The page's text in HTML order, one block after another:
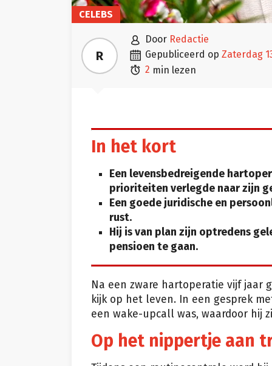
CELEBS
R
 door Redactie
 gepubliceerd op zaterdag
 2 min lezen
In het kort
Een levensbedreigende
prioriteiten verlegde naar zijn
Een goede juridische en
rust.
Hij is van plan zijn optredens
pensioen te gaan.
Na een zware hartoperatie vijf jaar
kijk op het leven. In een gesprek
een wake-upcall was, waardoor hij
Op het nippertje aan